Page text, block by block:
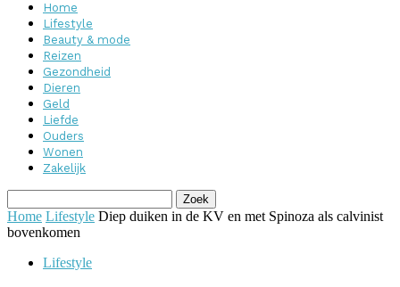
Home
Lifestyle
Beauty & mode
Reizen
Gezondheid
Dieren
Geld
Liefde
Ouders
Wonen
Zakelijk
Home Lifestyle Diep duiken in de KV en met Spinoza als calvinist
bovenkomen
Lifestyle